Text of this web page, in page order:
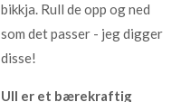
bikkja. Rull de opp og ned
som det passer - jeg digger
disse!
Ull er et bærekraftig